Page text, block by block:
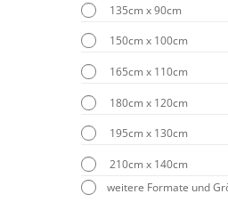
135cm x 90cm
150cm x 100cm
165cm x 110cm
180cm x 120cm
195cm x 130cm
210cm x 140cm
weitere Formate und